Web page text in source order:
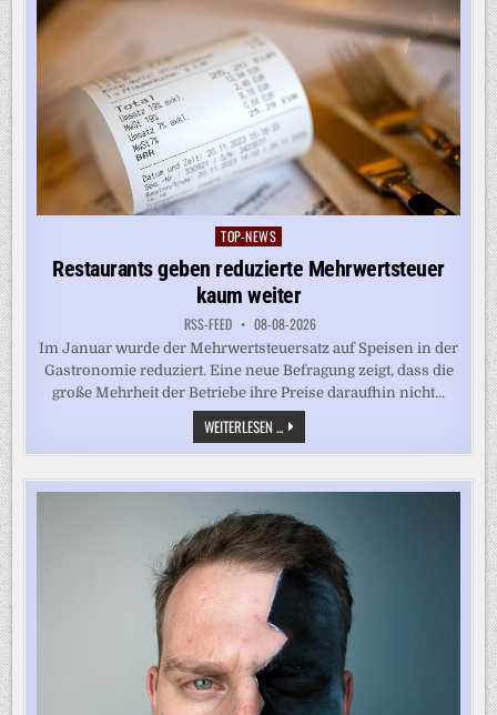
Posted
TOP-NEWS
Restaurants geben reduzierte Mehrwertsteuer
kaum weiter
RSS-FEED 08-08-2026
Im Januar wurde der Mehrwertsteuersatz auf Speisen in der
Gastronomie reduziert. Eine neue Befragung zeigt, dass die
große Mehrheit der Betriebe ihre Preise daraufhin nicht...
WEITERLESEN ... RESTAURANTS
GEBEN
REDUZIERTE
KAUM
WEITER